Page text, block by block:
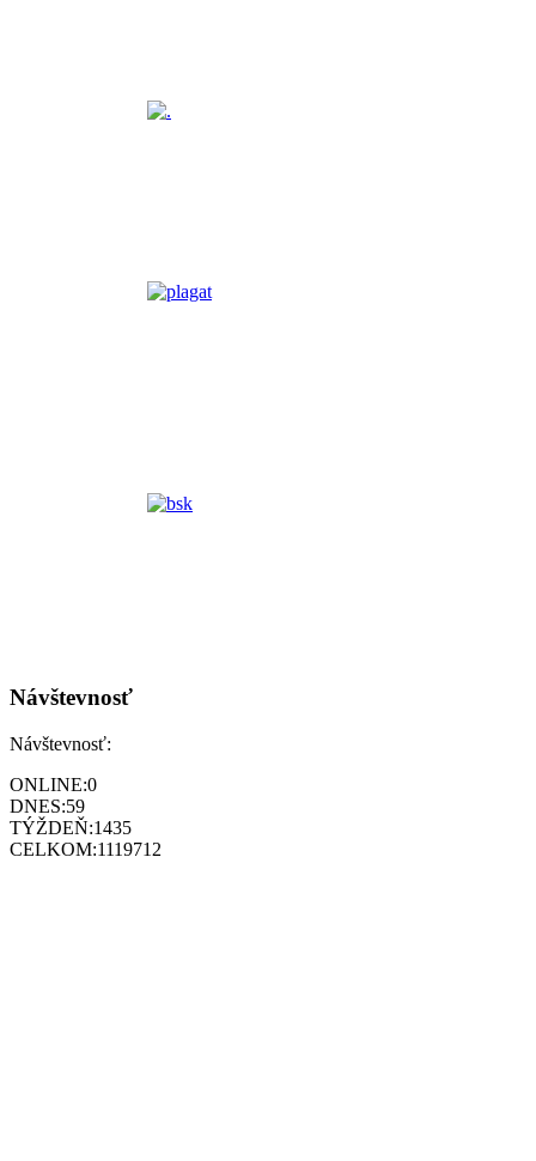
Návštevnosť
Návštevnosť:
ONLINE:0
DNES:59
TÝŽDEŇ:1435
CELKOM:1119712